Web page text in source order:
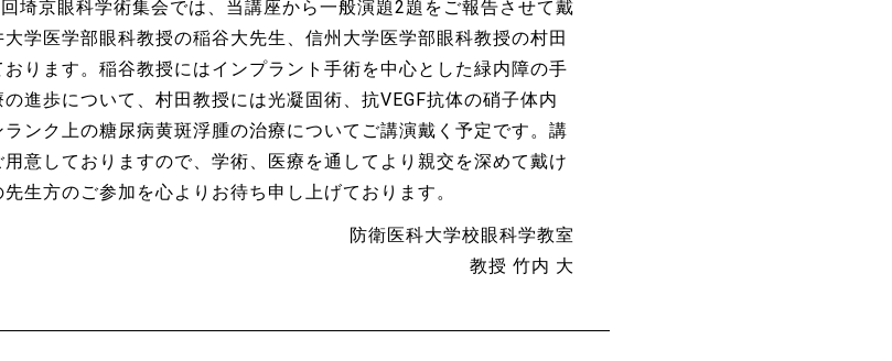
埼京眼科学術集会では、当講座から一般演題2題をご報告させて戴
学医学部眼科教授の稲谷大先生、信州大学医学部眼科教授の村田
ります。稲谷教授にはインプラント手術を中心とした緑内障の手
進歩について、村田教授には光凝固術、抗VEGF抗体の硝子体内
ンク上の糖尿病黄斑浮腫の治療についてご講演戴く予定です。講
意しておりますので、学術、医療を通してより親交を深めて戴け
生方のご参加を心よりお待ち申し上げております。
防衛医科大学校眼科学教室
教授 竹内 大